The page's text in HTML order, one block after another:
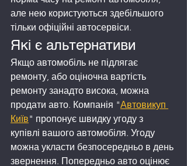
але нею користуються здебільшого
тільки офіційні автосервіси.
Які є альтернативи
Якщо автомобіль не підлягає
ремонту, або оціночна вартість
ремонту занадто висока, можна
продати авто. Компанія "Автовикуп
Київ" пропонує швидку угоду з
купівлі вашого автомобіля. Угоду
можна укласти безпосередньо в день
звернення. Попередньо авто оцінює